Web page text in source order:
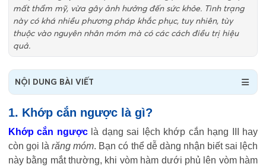
mất thẩm mỹ, vừa gây ảnh hưởng đến sức khỏe. Tình trạng
này có khá nhiều phương pháp khắc phục, tuy nhiên, tùy
thuộc vào nguyên nhân móm mà có các cách điều trị hiệu
quả.
NỘI DUNG BÀI VIẾT
1. Khớp cắn ngược là gì?
Khớp cắn ngượclà dạng sai lệch khớp cắn hạng III hay
còn gọi làrăng móm. Bạn có thể dễ dàng nhận biết sai lệch
này bằng mắt thường, khi vòm hàm dưới phủ lên vòm hàm